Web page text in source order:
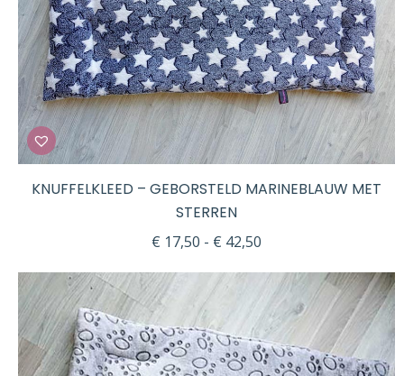
KNUFFELKLEED – GEBORSTELD MARINEBLAUW MET
STERREN
€ 17,50 - € 42,50
tot
€ 42,50